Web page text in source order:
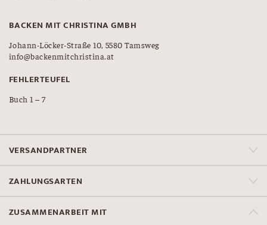
BACKEN MIT CHRISTINA GMBH
Johann-Löcker-Straße 10, 5580 Tamsweg
info@backenmitchristina.at
FEHLERTEUFEL
Buch 1 – 7
VERSANDPARTNER
ZAHLUNGSARTEN
ZUSAMMENARBEIT MIT